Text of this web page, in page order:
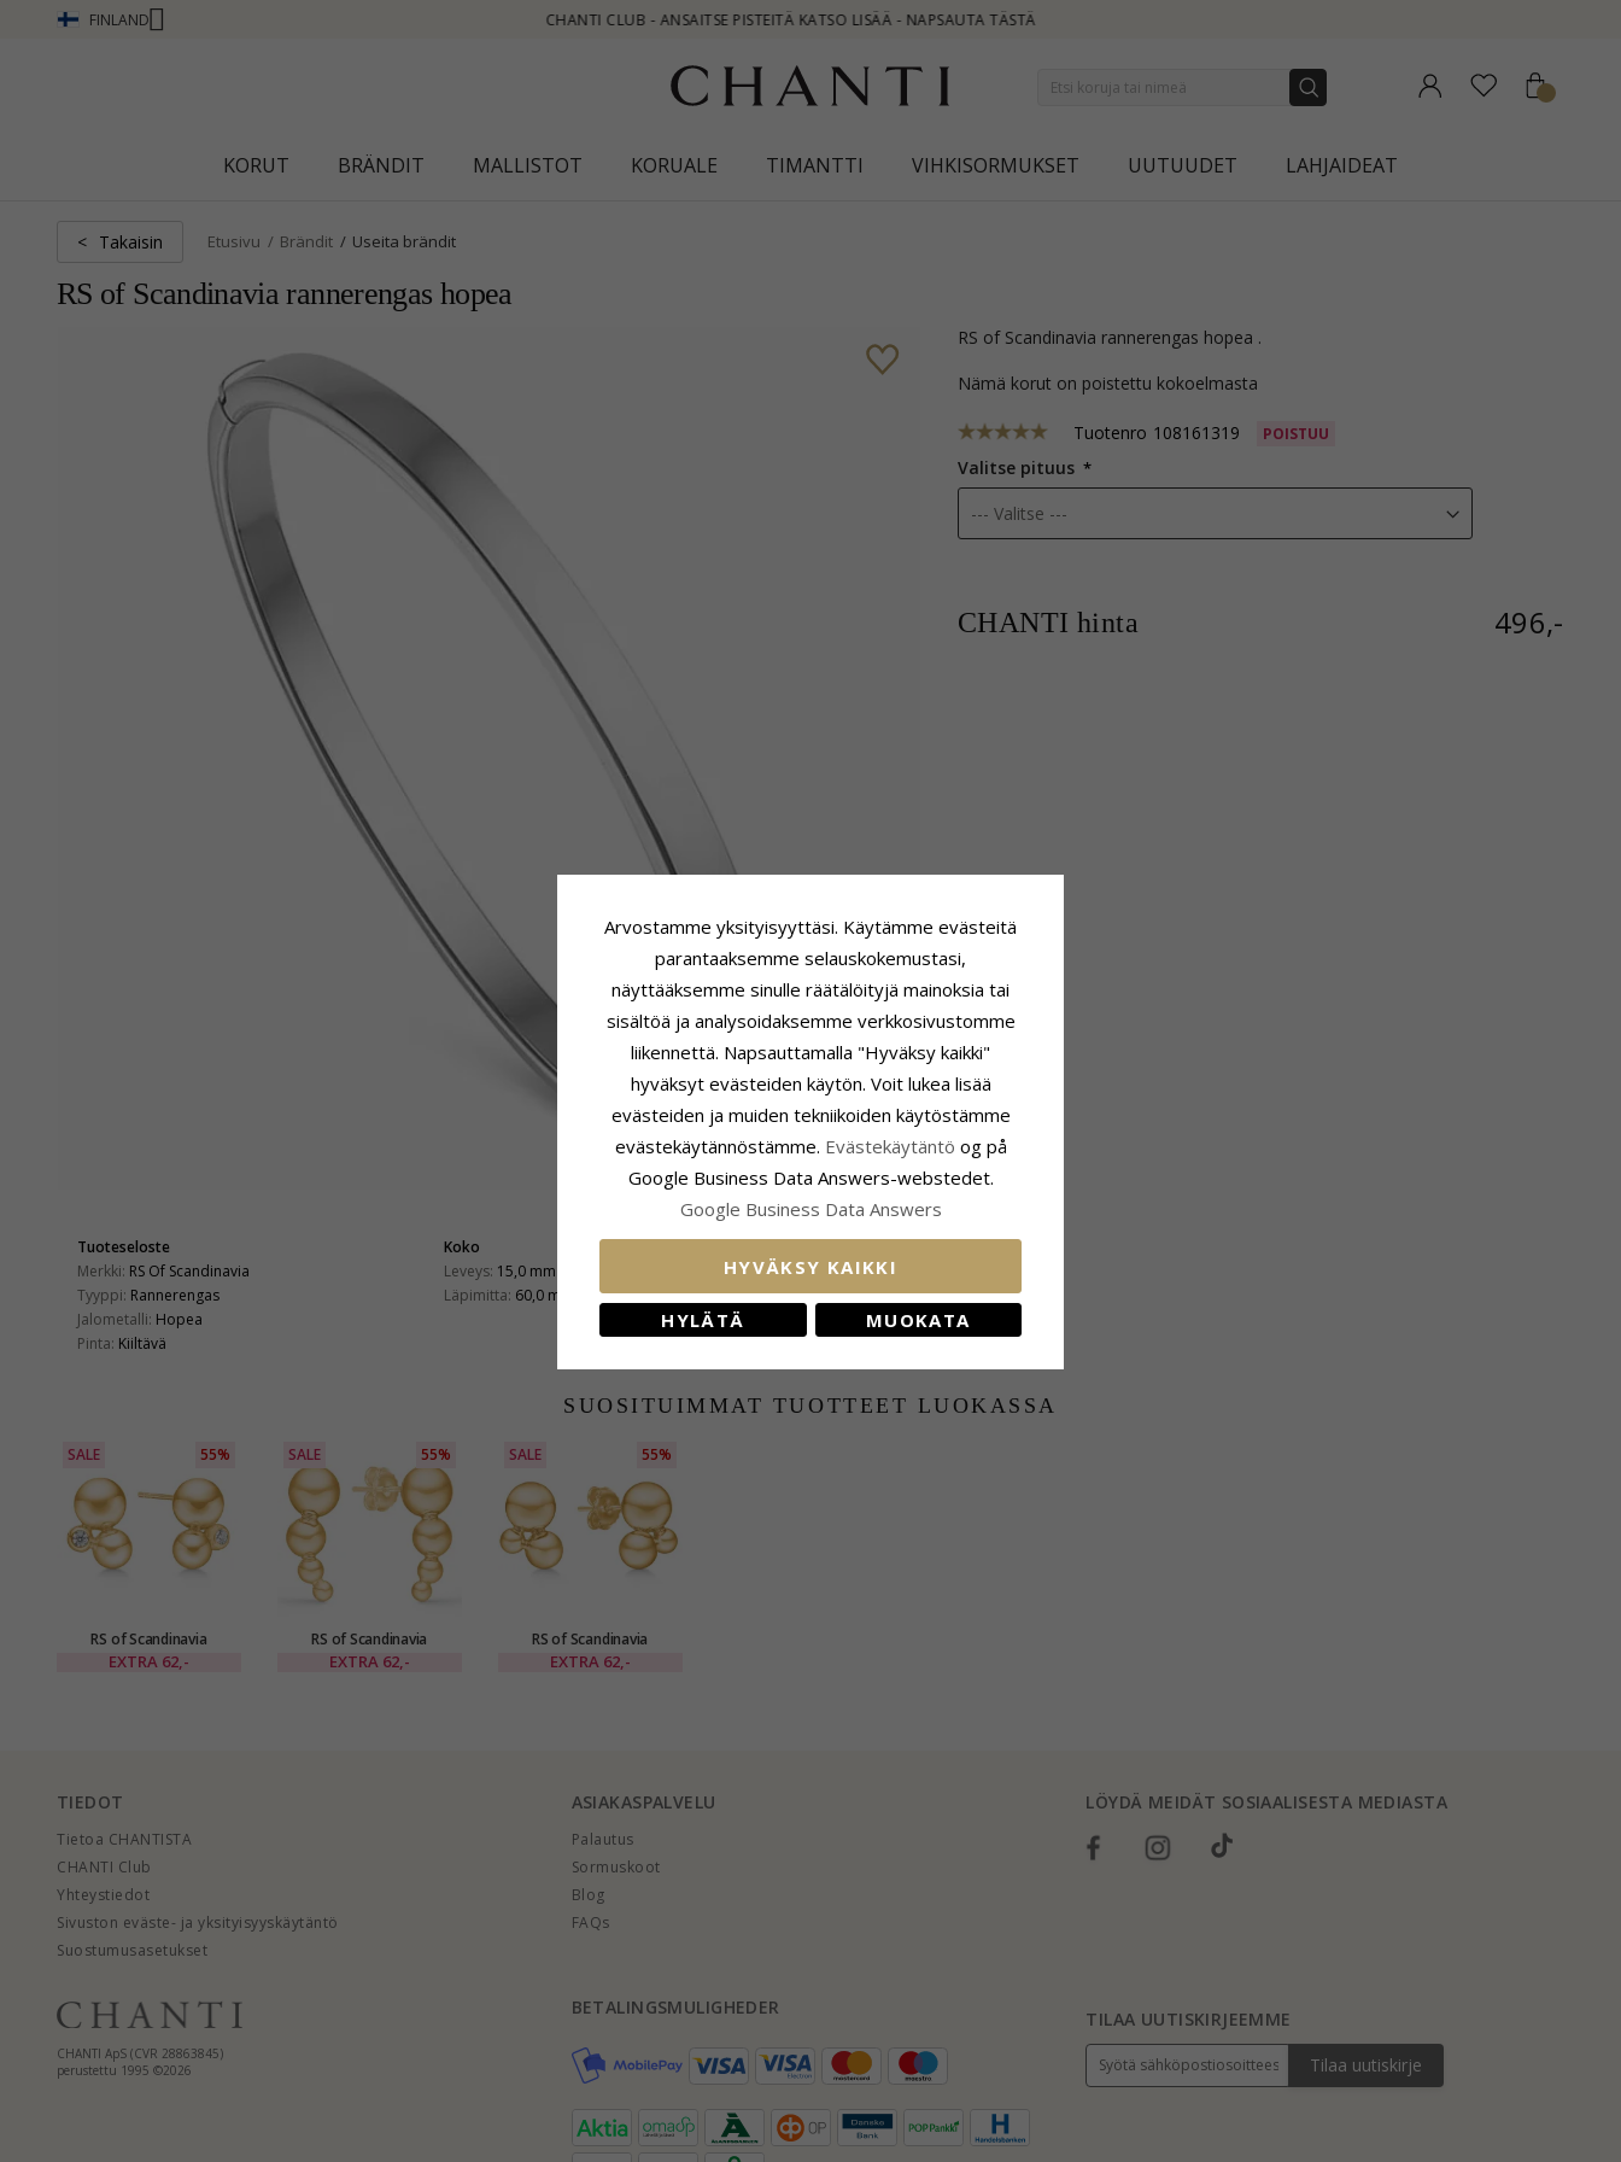
FINLAND CHANTI CLUB - ANSAITSE PISTEITÄ KATSO LISÄÄ - NAPSAUTA TÄSTÄ
KORUT BRÄNDIT MALLISTOT KORUALE TIMANTTI VIHKISORMUKSET UUTUUDET LAHJAIDEAT
< Takaisin Etusivu Brändit Useita brändit
RS of Scandinavia rannerengas hopea
RS of Scandinavia rannerengas hopea .
Nämä korut on poistettu kokoelmasta
Tuotenro 108161319 POISTUU
Valitse pituus
CHANTI hinta 496,-
Tuoteseloste
Merkki: RS Of Scandinavia
Tyyppi: Rannerengas
Jalometalli: Hopea
Pinta: Kiiltävä
Koko
Leveys: 15,0 mm
Läpimitta: 60,0 mm
Toimitusaika:
SUOSITUIMMAT TUOTTEET LUOKASSA
SALE 55%
RS of Scandinavia
korvarenkaat kullattua
EXTRA 62,-
SALE 55%
RS of Scandinavia
korvarenkaat kullattua
EXTRA 62,-
SALE 55%
RS of Scandinavia
korvarenkaat kullattua
EXTRA 62,-
TIEDOT
Tietoa CHANTISTA
CHANTI Club
Yhteystiedot
Sivuston eväste- ja yksityisyyskäytäntö
Suostumusasetukset
ASIAKASPALVELU
Palautus
Sormuskoot
Blog
FAQs
LÖYDÄ MEIDÄT SOSIAALISESTA MEDIASTA
CHANTI ApS (CVR 28863845)
perustettu 1995 ©2026
BETALINGSMULIGHEDER
TILAA UUTISKIRJEEMME
Tilaa uutiskirje
Arvostamme yksityisyyttäsi. Käytämme evästeitä
parantaaksemme selauskokemustasi,
näyttääksemme sinulle räätälöityjä mainoksia tai
sisältöä ja analysoidaksemme verkkosivustomme
liikennettä. Napsauttamalla "Hyväksy kaikki"
hyväksyt evästeiden käytön. Voit lukea lisää
evästeiden ja muiden tekniikoiden käytöstämme
evästekäytännöstämme. Evästekäytäntö og på
Google Business Data Answers-webstedet.
Google Business Data Answers
HYVÄKSY KAIKKI
HYLÄTÄ MUOKATA